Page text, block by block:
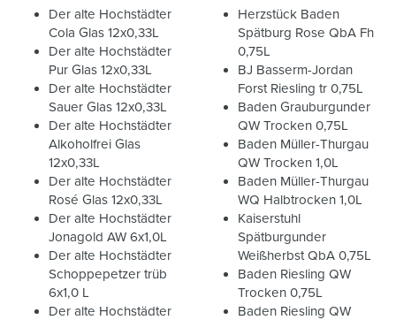
Der alte Hochstädter
Cola Glas 12x0,33L
Der alte Hochstädter
Pur Glas 12x0,33L
Der alte Hochstädter
Sauer Glas 12x0,33L
Der alte Hochstädter
Alkoholfrei Glas
12x0,33L
Der alte Hochstädter
Rosé Glas 12x0,33L
Der alte Hochstädter
Jonagold AW 6x1,0L
Der alte Hochstädter
Schoppepetzer trüb
6x1,0 L
Der alte Hochstädter
Herzstück Baden
Spätburg Rose QbA Fh
0,75L
BJ Basserm-Jordan
Forst Riesling tr 0,75L
Baden Grauburgunder
QW Trocken 0,75L
Baden Müller-Thurgau
QW Trocken 1,0L
Baden Müller-Thurgau
WQ Halbtrocken 1,0L
Kaiserstuhl
Spätburgunder
Weißherbst QbA 0,75L
Baden Riesling QW
Trocken 0,75L
Baden Riesling QW